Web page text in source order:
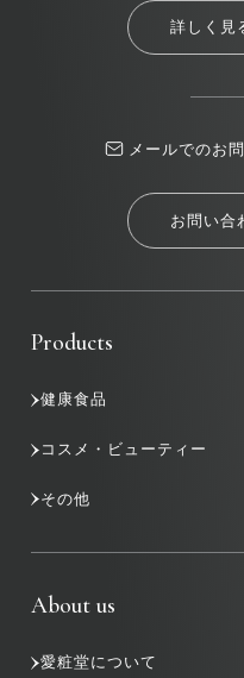
詳しく見
メールでのお
お問い合
Products
健康食品
コスメ・ビューティー
その他
About us
愛粧堂について